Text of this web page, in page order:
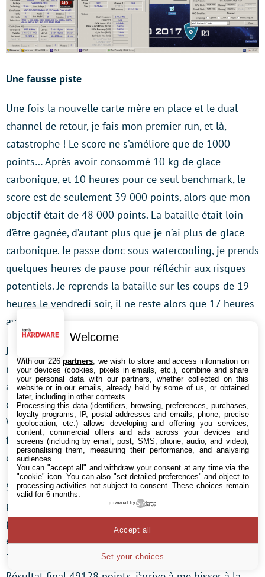
Une fausse piste
Une fois la nouvelle carte mère en place et le dual
channel de retour, je fais mon premier run, et là,
catastrophe ! Le score ne s’améliore que de 1000
points… Après avoir consommé 10 kg de glace
carbonique, et 10 heures pour ce seul benchmark, le
score est de seulement 39 000 points, alors que mon
objectif était de 48 000 points. La bataille était loin
d’être gagnée, d’autant plus que je n’ai plus de glace
carbonique. Je passe donc sous watercooling, je prends
quelques heures de pause pour réfléchir aux risques
potentiels. Je reprends la bataille sur les coups de 19
heures le vendredi soir, il ne reste alors que 17 heures
avant la fin.
Je passe de nouveau 10 heures sur le benchmark, rien
n’y fait, le score ne change pas ou très peu, ce n’est
alors qu’à 5h du matin le samedi que je décide de
changer de système d’exploitation. J’étais sous
Windows 7, je me retrouve donc sous Windows XP, la
fatigue commence à se faire sentir, mais il ne me reste
que quelques heures pour réussir à gagner des places.
Système d’exploitation, pilotes, benchmark installés, je
peux me remettre à bencher, et c’est là que ma
persévérance paie, 42000 points alors qu’il me reste
encore un stage graphique à lancer, ce qui est déjà
3000 points au dessus de mon précédent score !
Welcome
With our 226partners , we wish to store and access information on
your devices (cookies, pixels in emails, etc.), combine and share
your personal data with our partners, whether collected on this
website or in our emails, already held by some of us, or obtained
later, including in other contexts.
Processing this data (identifiers, browsing, preferences, purchases,
loyalty programs, IP, postal addresses and emails, phone, precise
geolocation, etc.) allows developing and offering you services,
content, commercial offers and ads across your devices and
screens (including by email, post, SMS, phone, audio, and video),
personalising them, measuring their performance, and analysing
audiences.
You can "accept all" and withdraw your consent at any time via the
"cookie" icon. You can also "set detailed preferences" and object to
processing activities not subject to consent. These choices remain
valid for 6 months.
powered by
Set your choices
Accept all